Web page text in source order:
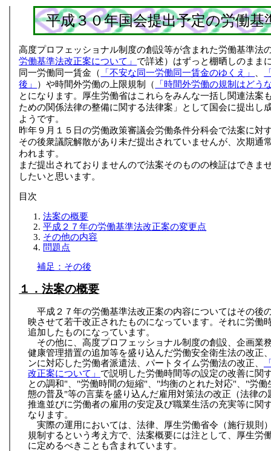
平成３０年国会提出予定の労働基
高度プロフェッショナル制度の創設等が含まれた労働基準法
労働基準法改正案について」 で詳述）はずっと棚晒しのまま
同一労働同一賃金（
「不安な同一労働同一賃金のゆくえ」
後」
）や時間外労働の上限規制（
「時間外労働の規制はどう
とになります。厚生労働省はこれらをみんな一括し関連法案
ための関係法律の整備に関する法律案」として国会に提出し
ようです。
昨年９月１５日の労働政策審議会労働条件分科会で法案に対
その後衆議院解散があり未だ提出されていませんが、次期通
われます。
まだ提出されておりませんので法案そのものの検証はできま
したいと思います。
目次
法案の概要
平成２７年の労働基準法改正案の変更点
その他の内容
問題点
補足：その後
１．法案の概要
平成２７年の労働基準法改正案の内容についてはその後
映させて若干改正されたものになっています。それに労働
追加したものになっています。
その他に、高度プロフェッショナル制度の創設、企画業
健康管理措置の追加等を盛り込んだ労働安全衛生法の改正
ンに対応した労働者派遣法、パートタイム労働法の改正、
改正案について」 で説明した労働時間等の設定の改善に関
との調和"、"労働時間の短縮"、"均衡のとれた対応"、"労
態の普及"等の言葉を盛り込んだ雇用対策法の改正（法律
推進並びに労働者の雇用の安定及び職業生活の充実等に関
なります。
実際の運用においては、法律、厚生労働省令（施行規則
規制するという考え方で、法案概要には注として、厚生労
に定めるべきことも含まれています。